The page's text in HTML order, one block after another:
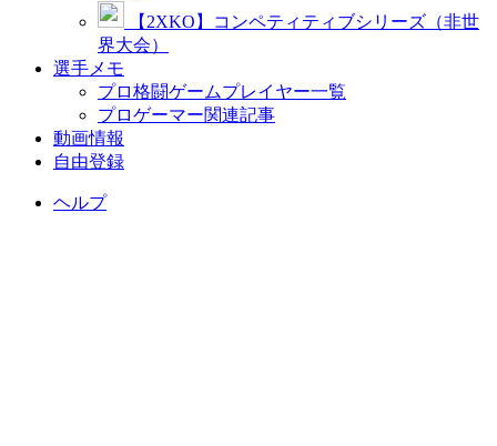
【2XKO】コンペティティブシリーズ（非世
界大会）
選手メモ
プロ格闘ゲームプレイヤー一覧
プロゲーマー関連記事
動画情報
自由登録
ヘルプ